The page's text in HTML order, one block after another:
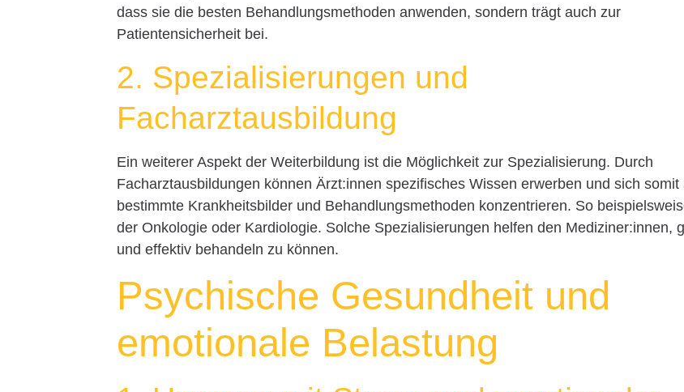
dass sie die besten Behandlungsmethoden anwenden, sondern trägt auch zur
Patientensicherheit bei.
2. Spezialisierungen und
Facharztausbildung
Ein weiterer Aspekt der Weiterbildung ist die Möglichkeit zur Spezialisierung. Durch
Facharztausbildungen können Ärzt:innen spezifisches Wissen erwerben und sich somit
bestimmte Krankheitsbilder und Behandlungsmethoden konzentrieren. So
der Onkologie oder Kardiologie. Solche Spezialisierungen helfen den Mediziner:innen,
und effektiv behandeln zu können.
Psychische Gesundheit und
emotionale Belastung